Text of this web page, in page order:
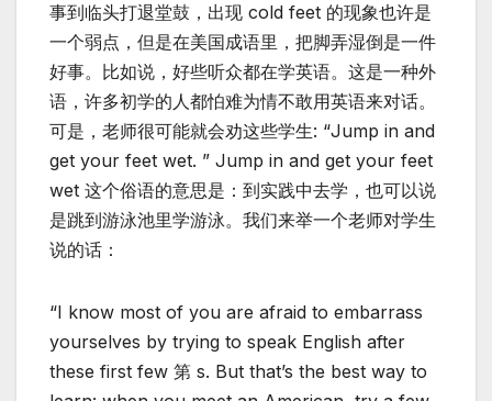
事到临头打退堂鼓，出现 cold feet 的现象也许是
一个弱点，但是在美国成语里，把脚弄湿倒是一件
好事。比如说，好些听众都在学英语。这是一种外
语，许多初学的人都怕难为情不敢用英语来对话。
可是，老师很可能就会劝这些学生: “Jump in and
get your feet wet. ” Jump in and get your feet
wet 这个俗语的意思是：到实践中去学，也可以说
是跳到游泳池里学游泳。我们来举一个老师对学生
说的话：
“I know most of you are afraid to embarrass
yourselves by trying to speak English after
these first few 第 s. But that’s the best way to